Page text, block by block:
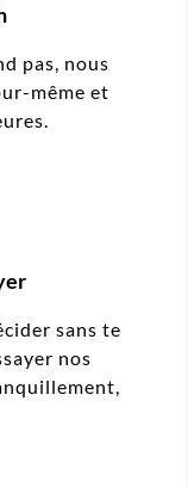
pas, nous
même et
sans te
nos